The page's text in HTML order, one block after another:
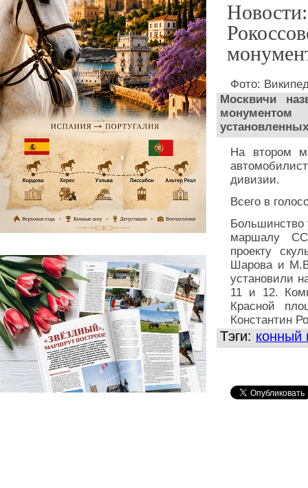
Фото:
Москвичи
На втором
дивизии.
Всего в
Большинство
маршалу
проекту
Шарова и
установили
11 и 12.
Красной
Константин
Тэги: конный